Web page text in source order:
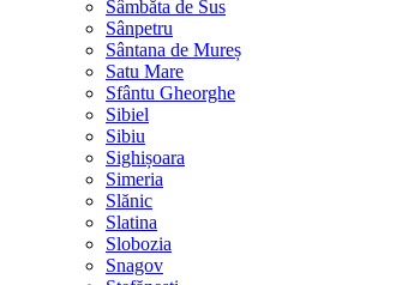
Sâmbăta de Sus
Sânpetru
Sântana de Mureș
Satu Mare
Sfântu Gheorghe
Sibiel
Sibiu
Sighișoara
Simeria
Slănic
Slatina
Slobozia
Snagov